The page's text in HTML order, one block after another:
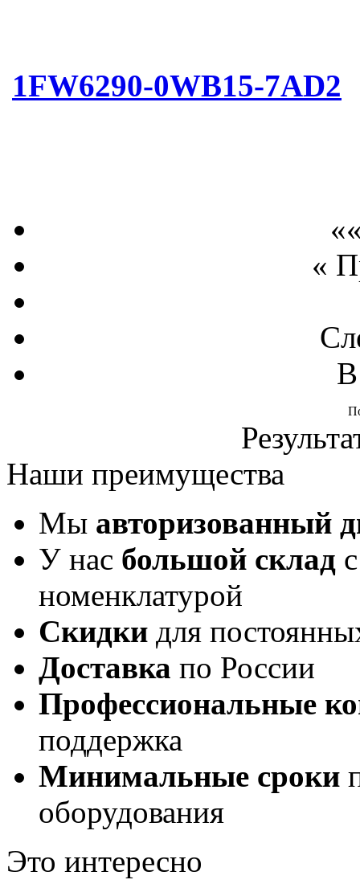
1FW6290-0WB15-7AD2
«
Наши преимущества
Мы авторизованный
У нас большой склад
номенклатурой
Скидки для
Доставка по России
Профессиональные
поддержка
Минимальные сроки
оборудования
Это интересно